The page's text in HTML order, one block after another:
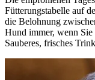
Fütterungstabelle auf
die Belohnung
Hund immer, wenn
Sauberes, frisches